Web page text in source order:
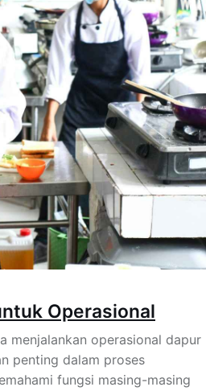
Operasional
menjalankan operasional dapur
penting dalam proses
fungsi masing-masing